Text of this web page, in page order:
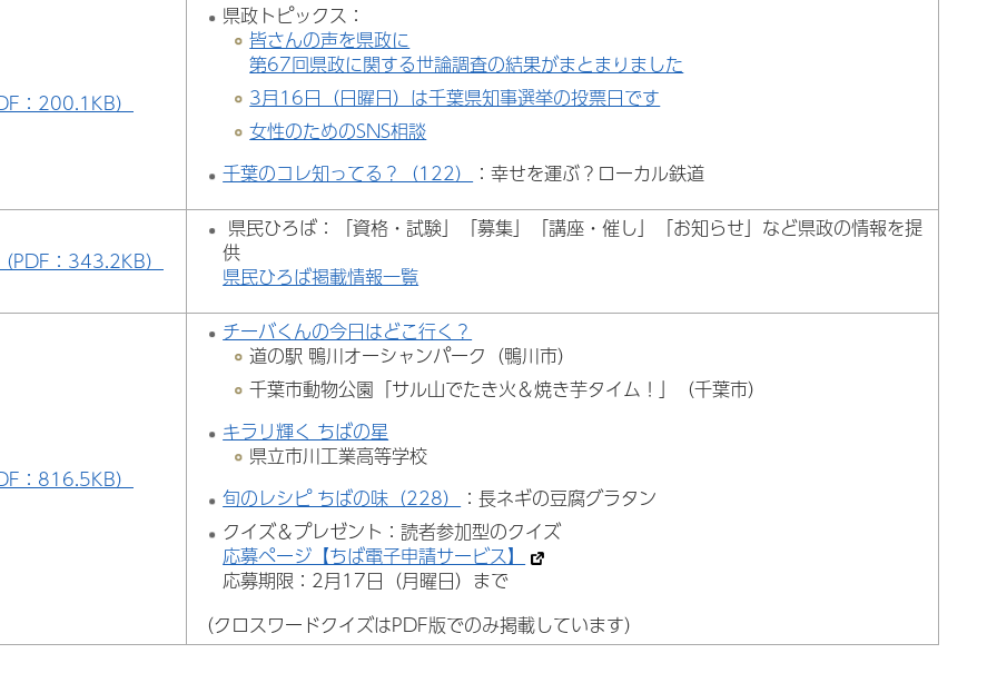
：200.1KB）
県政トピックス：
皆さんの声を県政に
第67回県政に関する世論調査の結果がまとまりました
3月16日（日曜日）は千葉県知事選挙の投票日です
女性のためのSNS相談
千葉のコレ知ってる？（122）
：幸せを運ぶ？ローカル鉄道
PDF：343.2KB）
県民ひろば：「資格・試験」「募集」「講座・催し」「お知らせ」など県政の情報を提
供
県民ひろば掲載情報一覧
：816.5KB）
チーバくんの今日はどこ行く？
道の駅 鴨川オーシャンパーク（鴨川市）
千葉市動物公園「サル山でたき火＆焼き芋タイム！」（千葉市）
キラリ輝く ちばの星
県立市川工業高等学校
旬のレシピ ちばの味（228）
：長ネギの豆腐グラタン
クイズ＆プレゼント：読者参加型のクイズ
応募ページ【ちば電子申請サービス】
応募期限：2月17日（月曜日）まで
（クロスワードクイズはPDF版でのみ掲載しています）